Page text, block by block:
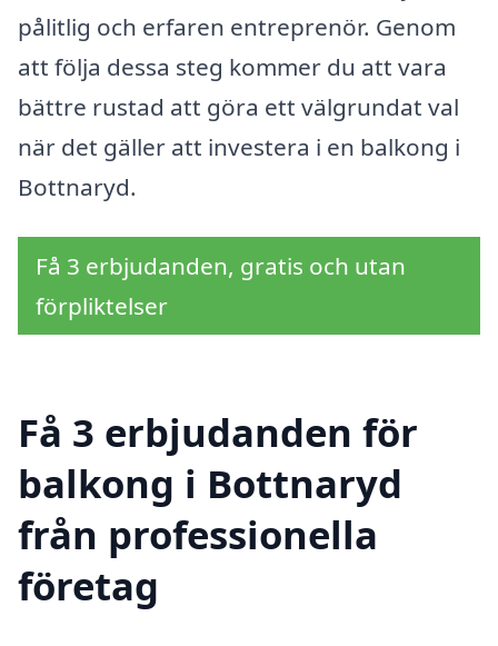
pålitlig och erfaren entreprenör. Genom
att följa dessa steg kommer du att vara
bättre rustad att göra ett välgrundat val
när det gäller att investera i en balkong i
Bottnaryd.
Få 3 erbjudanden, gratis och utan
förpliktelser
Få 3 erbjudanden för
balkong i Bottnaryd
från professionella
företag